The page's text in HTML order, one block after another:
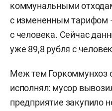
коммунальными
с измененным тарифом
с человека. Сейчас
уже 89,8 рубля с
Меж тем Горкоммунхоз
исполнял: мусор
предприятие закупило